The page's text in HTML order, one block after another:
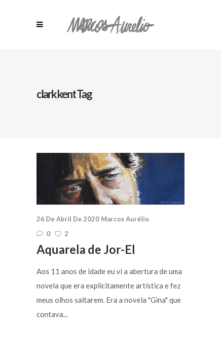
clark kent Tag
26 De Abril De 2020 Marcos Aurélio
0
2
Aquarela de Jor-El
Aos 11 anos de idade eu vi a abertura de uma
novela que era explicitamente artística e fez
meus olhos saltarem. Era a novela "Gina" que
contava...